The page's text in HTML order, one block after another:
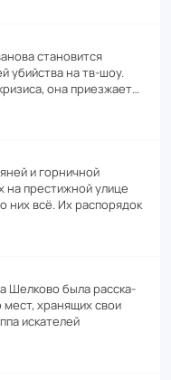
стано­вится
убийства на тв-шоу.
она приезжает…
и горни­чной
на прес­ти­жной улице
них всё. Их распо­рядок
Шелково была расска­
хранящих свои
иска­телей